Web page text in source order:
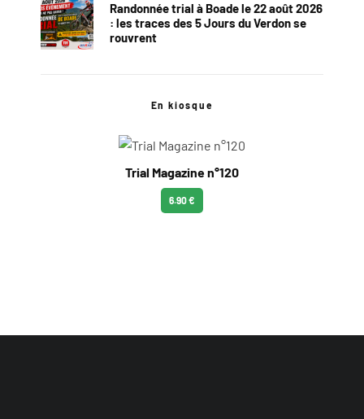
Randonnée trial à Boade le 22 août 2026
: les traces des 5 Jours du Verdon se
rouvrent
En kiosque
Trial Magazine n°120
6.90 €